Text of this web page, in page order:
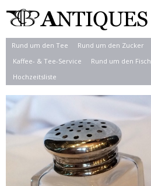
Rund um den Tee Rund um den Zucker
Kaffee- & Tee-Service
Rund um den Fisch
Hochzeitsliste